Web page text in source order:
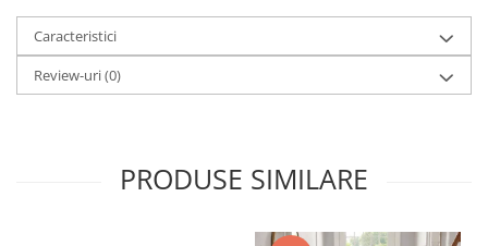
Caracteristici
Review-uri(0)
PRODUSE SIMILARE